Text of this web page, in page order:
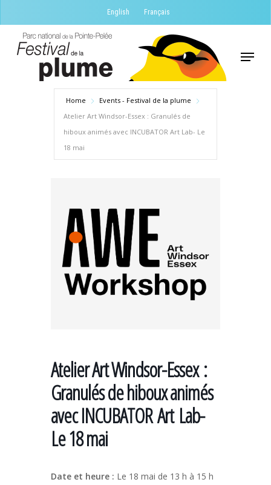
to
content
English Français
Menu
Home
Events - Festival de la plume
Atelier Art Windsor-Essex : Granulés de
hiboux animés avec INCUBATOR Art Lab- Le
18 mai
Atelier Art Windsor-Essex :
Granulés de hiboux animés
avec INCUBATOR Art Lab-
Le 18 mai
Date et heure : Le 18 mai de 13 h à 15 h
Menu